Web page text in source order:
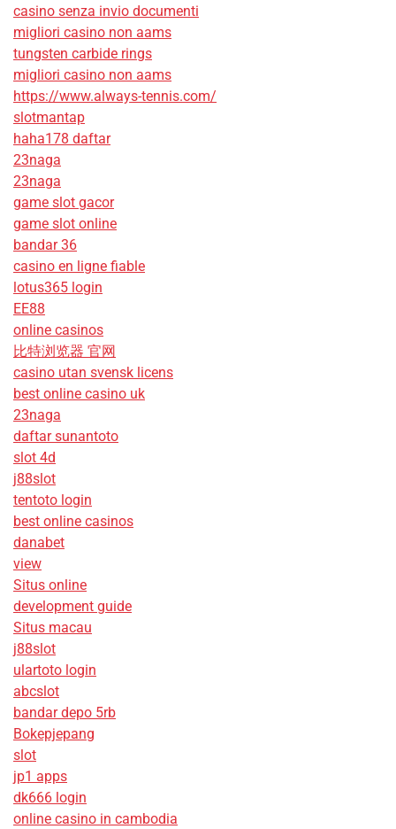
casino senza invio documenti
migliori casino non aams
tungsten carbide rings
migliori casino non aams
https://www.always-tennis.com/
slotmantap
haha178 daftar
23naga
23naga
game slot gacor
game slot online
bandar 36
casino en ligne fiable
lotus365 login
EE88
online casinos
比特浏览器 官网
casino utan svensk licens
best online casino uk
23naga
daftar sunantoto
slot 4d
j88slot
tentoto login
best online casinos
danabet
view
Situs online
development guide
Situs macau
j88slot
ulartoto login
abcslot
bandar depo 5rb
Bokepjepang
slot
jp1 apps
dk666 login
online casino in cambodia